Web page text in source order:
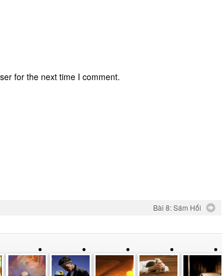
for the next time I comment.
Bài 8: Sám Hối